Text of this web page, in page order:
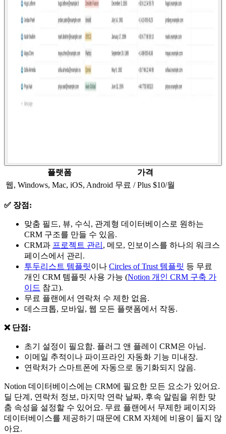
플랫폼
가격
웹, Windows, Mac, iOS, Android 무료 / Plus $10/월
✅ 장점:
맞춤 필드, 뷰, 수식, 관계형 데이터베이스로 원하는
CRM 구조를 만들 수 있음.
CRM과 프로젝트 관리 , 메모, 인보이스를 하나의 워크스
페이스에서 관리.
투두리스트 템플릿이나 Circles of Trust 템플릿 등 무료
개인 CRM 템플릿 사용 가능 (Notion 개인 CRM 구축 가
이드 참고).
무료 플랜에서 연락처 수 제한 없음.
데스크톱, 모바일, 웹 모든 플랫폼에서 작동.
❌ 단점:
초기 설정이 필요함. 플러그 앤 플레이 CRM은 아님.
이메일 추적이나 파이프라인 자동화 기능 미내장.
연락처가 스마트폰에 자동으로 동기화되지 않음.
Notion 데이터베이스에는 CRM에 필요한 모든 요소가 있어요.
딜 단계, 연락처 정보, 마지막 연락 날짜, 후속 알림을 위한 맞
춤 속성을 설정할 수 있어요. 무료 플랜에서 무제한 페이지와
데이터베이스를 제공하기 때문에 CRM 자체에 비용이 들지 않
아요.